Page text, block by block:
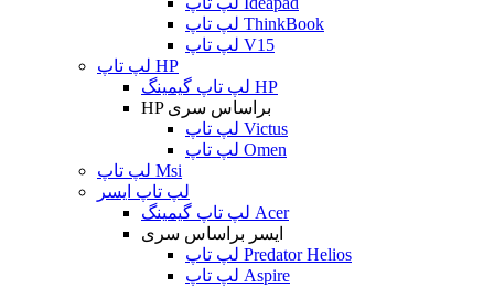
لپ تاپ ThinkBook
لپ تاپ V15
لپ تاپ HP
لپ تاپ گیمینگ HP
HP براساس سری
لپ تاپ Victus
لپ تاپ Omen
لپ تاپ Msi
لپ تاپ ایسر
لپ تاپ گیمینگ Acer
ایسر براساس سری
لپ تاپ Predator Helios
لپ تاپ Aspire